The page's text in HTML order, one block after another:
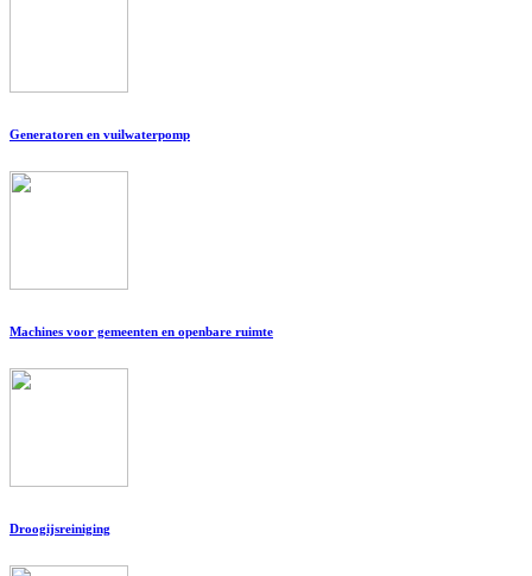
Generatoren en vuilwaterpomp
Machines voor gemeenten en openbare ruimte
Droogijsreiniging